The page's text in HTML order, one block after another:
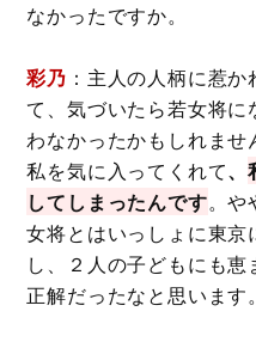
なかったですか。
彩乃 ：主人の人柄に惹
て、気づいたら若女将
わなかったかもしれま
私を気に入ってくれて、
してしまったんです。や
女将とはいっしょに東
し、２人の子どもにも
正解だったなと思います。